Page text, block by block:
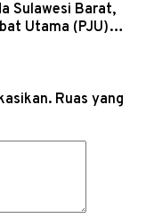
Sulawesi Barat,
Utama (PJU)…
Ruas yang